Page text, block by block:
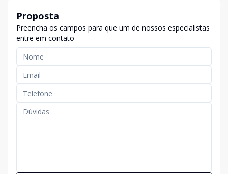
Proposta
Preencha os campos para que um de nossos especialistas
entre em contato